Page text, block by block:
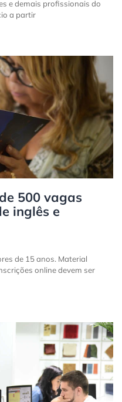
e demais profissionais do
a partir
500 vagas
inglês e
de 15 anos. Material
online devem ser